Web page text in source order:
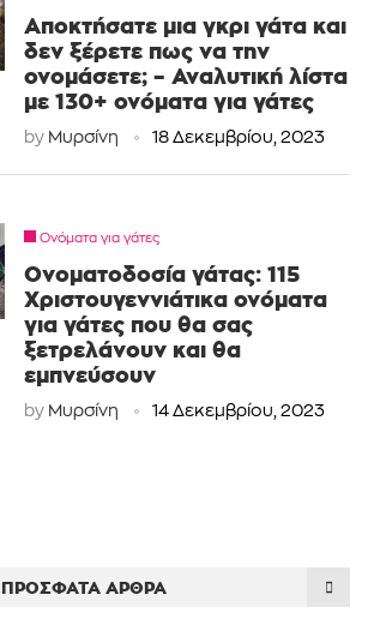
Αποκτήσατε μια γκρι γάτα και
δεν ξέρετε πως να την
ονομάσετε; – Αναλυτική λίστα
με 130+ ονόματα για γάτες
by Μυρσίνη 18 Δεκεμβρίου, 2023
Ονόματα για γάτες
Ονοματοδοσία γάτας: 115
Χριστουγεννιάτικα ονόματα
για γάτες που θα σας
ξετρελάνουν και θα
εμπνεύσουν
by Μυρσίνη 14 Δεκεμβρίου, 2023
ΠΡΌΣΦΑΤΑ ΆΡΘΡΑ